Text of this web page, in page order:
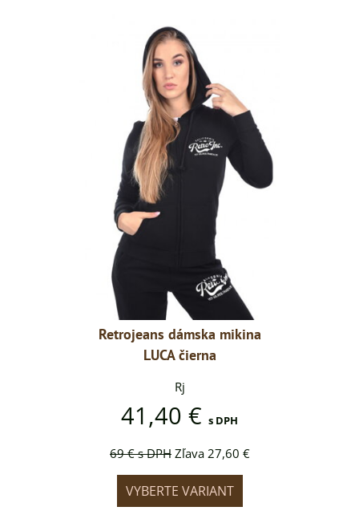
Retrojeans dámska mikina
LUCA čierna
Rj
41,40 € s DPH
69 €s DPH Zľava 27,60 €
VYBERTE VARIANT